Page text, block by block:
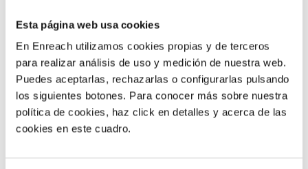
Esta página web usa cookies
En Enreach utilizamos cookies propias y de terceros
para realizar análisis de uso y medición de nuestra web.
Puedes aceptarlas, rechazarlas o configurarlas pulsando
los siguientes botones. Para conocer más sobre nuestra
política de cookies, haz click en detalles y acerca de las
cookies en este cuadro.
9 métricas de call center para medir
la satisfacción del cliente
11/06/2026